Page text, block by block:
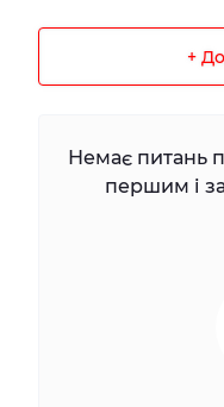
+
Немає питань
першим і